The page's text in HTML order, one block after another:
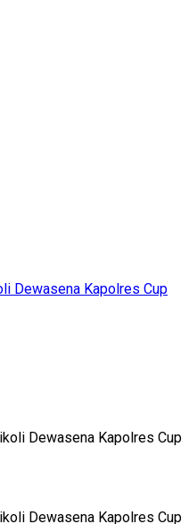
Dewasena Kapolres Cup